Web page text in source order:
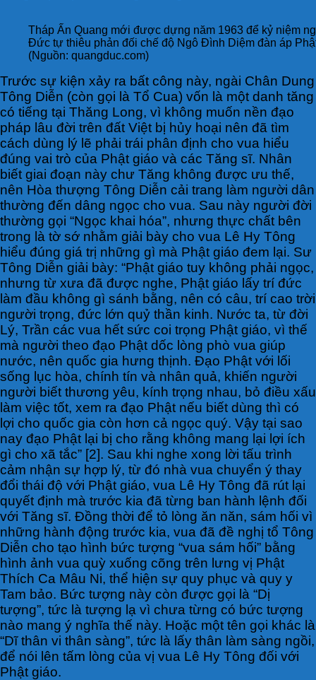
Tháp Ấn Quang mới được dựng năm 1963 để kỷ niệm
Đức tự thiêu phản đối chế độ Ngô Đình Diệm đàn áp
(Nguồn: quangduc.com)
Trước sự kiện xảy ra bất công này, ngài Chân Dung
Tông Diễn (còn gọi là Tổ Cua) vốn là một danh tăng
có tiếng tại Thăng Long, vì không muốn nền đạo
pháp lâu đời trên đất Việt bị hủy hoại nên đã tìm
cách dùng lý lẽ phải trái phân định cho vua hiểu
đúng vai trò của Phật giáo và các Tăng sĩ. Nhân
biết giai đoạn này chư Tăng không được ưu thế,
nên Hòa thượng Tông Diễn cải trang làm người dân
thường đến dâng ngọc cho vua. Sau này người đời
thường gọi “Ngọc khai hóa”, nhưng thực chất bên
trong là tờ sớ nhằm giải bày cho vua Lê Hy Tông
hiểu đúng giá trị những gì mà Phật giáo đem lại. Sư
Tông Diễn giải bày: “Phật giáo tuy không phải ngọc,
nhưng từ xưa đã được nghe, Phật giáo lấy trí đức
làm đầu không gì sánh bằng, nên có câu, trí cao trời
người trọng, đức lớn quỷ thần kinh. Nước ta, từ đời
Lý, Trần các vua hết sức coi trọng Phật giáo, vì thế
mà người theo đạo Phật dốc lòng phò vua giúp
nước, nên quốc gia hưng thịnh. Đạo Phật với lối
sống lục hòa, chính tín và nhân quả, khiến người
người biết thương yêu, kính trọng nhau, bỏ điều xấu
làm việc tốt, xem ra đạo Phật nếu biết dùng thì có
lợi cho quốc gia còn hơn cả ngọc quý. Vậy tại sao
nay đạo Phật lại bị cho rằng không mang lại lợi ích
gì cho xã tắc” [2]. Sau khi nghe xong lời tấu trình
cảm nhận sự hợp lý, từ đó nhà vua chuyển ý thay
đổi thái độ với Phật giáo, vua Lê Hy Tông đã rút lại
quyết định mà trước kia đã từng ban hành lệnh đối
với Tăng sĩ. Đồng thời để tỏ lòng ăn năn, sám hối vì
những hành động trước kia, vua đã đề nghị tổ Tông
Diễn cho tạo hình bức tượng “vua sám hối” bằng
hình ảnh vua quỳ xuống cõng trên lưng vị Phật
Thích Ca Mâu Ni, thể hiện sự quy phục và quy y
Tam bảo. Bức tượng này còn được gọi là “Dị
tượng”, tức là tượng lạ vì chưa từng có bức tượng
nào mang ý nghĩa thế này. Hoặc một tên gọi khác là
“Dĩ thân vi thân sàng”, tức là lấy thân làm sàng ngồi,
để nói lên tấm lòng của vị vua Lê Hy Tông đối với
Phật giáo.